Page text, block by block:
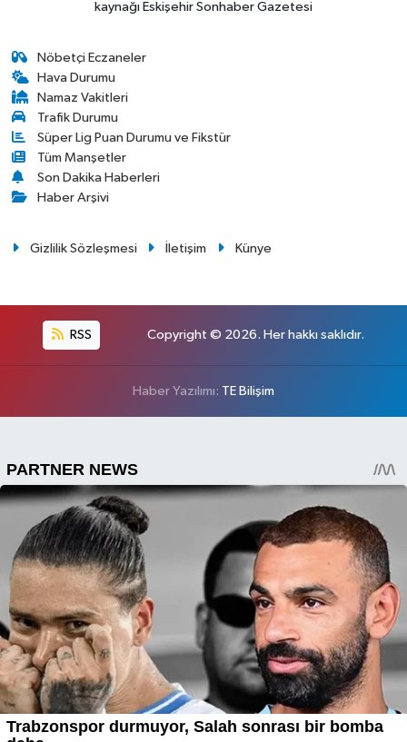
kaynağı Eskişehir Sonhaber Gazetesi
Nöbetçi Eczaneler
Hava Durumu
Namaz Vakitleri
Trafik Durumu
Süper Lig Puan Durumu ve Fikstür
Tüm Manşetler
Son Dakika Haberleri
Haber Arşivi
Gizlilik Sözleşmesi İletişim Künye
RSS Copyright © 2026. Her hakkı saklıdır.
Haber Yazılımı: TE Bilişim